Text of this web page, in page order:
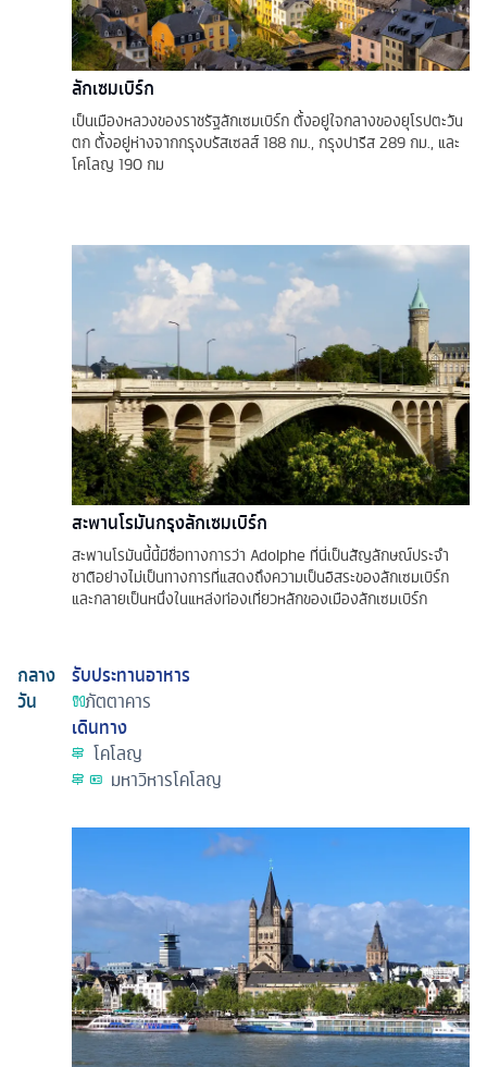
ลักเซมเบิร์ก
เป็นเมืองหลวงของราชรัฐลักเซมเบิร์ก ตั้งอยู่ใจกลางของยุโรปตะวัน
ตก ตั้งอยู่ห่างจากกรุงบรัสเซลส์ 188 กม., กรุงปารีส 289 กม., และ
โคโลญ 190 กม
สะพานโรมันกรุงลักเซมเบิร์ก
สะพานโรมันนี้นี้มีชื่อทางการว่า Adolphe ที่นี่เป็นสัญลักษณ์ประจำ
ชาติอย่างไม่เป็นทางการที่แสดงถึงความเป็นอิสระของลักเซมเบิร์ก
และกลายเป็นหนึ่งในแหล่งท่องเที่ยวหลักของเมืองลักเซมเบิร์ก
กลาง
วัน
รับประทานอาหาร
ภัตตาคาร
เดินทาง
โคโลญ
มหาวิหารโคโลญ